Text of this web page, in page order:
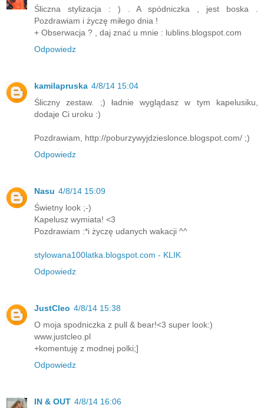
Śliczna stylizacja : ) . A spódniczka , jest boska .
Pozdrawiam i życzę miłego dnia !
+ Obserwacja ? , daj znać u mnie : lublins.blogspot.com
Odpowiedz
kamilapruska 4/8/14 15:04
Śliczny zestaw. ;) ładnie wyglądasz w tym kapelusiku,
dodaje Ci uroku :)
Pozdrawiam, http://poburzywyjdzieslonce.blogspot.com/ ;)
Odpowiedz
Nasu 4/8/14 15:09
Świetny look ;-)
Kapelusz wymiata! <3
Pozdrawiam :*i życzę udanych wakacji ^^
stylowana100latka.blogspot.com - KLIK
Odpowiedz
JustCleo 4/8/14 15:38
O moja spodniczka z pull & bear!<3 super look:)
www.justcleo.pl
+komentuję z modnej polki;]
Odpowiedz
IN & OUT 4/8/14 16:06